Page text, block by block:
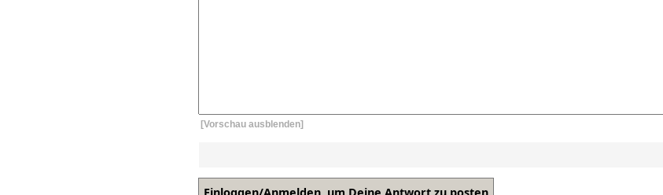
[Vorschau ausblenden]